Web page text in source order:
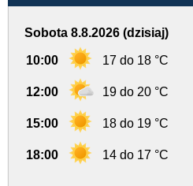
Sobota 8.8.2026 (dzisiaj)
10:00 17 do 18 °C
12:00 19 do 20 °C
15:00 18 do 19 °C
18:00 14 do 17 °C